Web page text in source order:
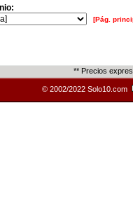
[Pág.
** Precios
© 2002/2022 Solo10.com